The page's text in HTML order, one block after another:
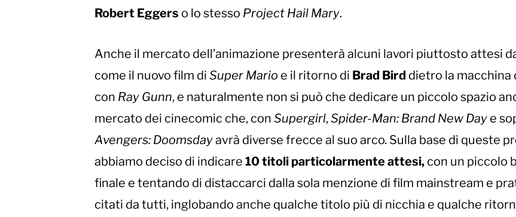
Robert Eggers o lo stesso Project Hail Mary.
Anche il mercato dell’animazione presenterà alcuni lavori piuttosto attesi
come il nuovo film di Super Mario e il ritorno di Brad Bird dietro la macchina
con Ray Gunn, e naturalmente non si può che dedicare un piccolo spazio
mercato dei cinecomic che, con Supergirl,Spider-Man: Brand New Day e
Avengers: Doomsdayavrà diverse frecce al suo arco. Sulla base di queste
abbiamo deciso di indicare 10 titoli particolarmente attesi, con un piccolo
finale e tentando di distaccarci dalla sola menzione di film mainstream e
citati da tutti, inglobando anche qualche titolo più di nicchia e qualche